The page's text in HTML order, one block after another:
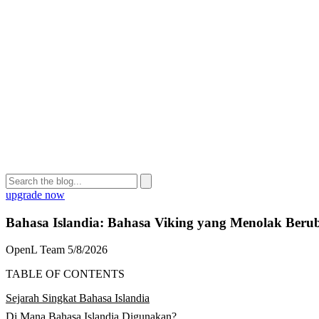
upgrade now
Bahasa Islandia: Bahasa Viking yang Menolak
OpenL Team 5/8/2026
TABLE OF CONTENTS
Sejarah Singkat Bahasa Islandia